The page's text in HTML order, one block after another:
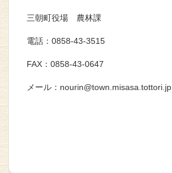
三朝町役場 農林課
電話：0858-43-3515
FAX：0858-43-0647
メール：nourin@town.misasa.tottori.jp